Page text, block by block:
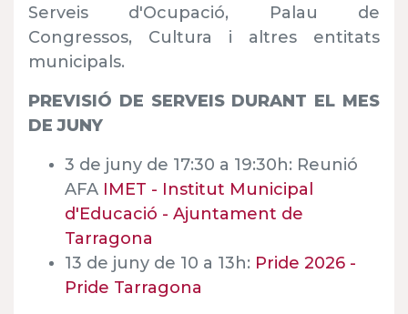
Serveis d'Ocupació, Palau de
Congressos, Cultura i altres entitats
municipals.
PREVISIÓ DE SERVEIS DURANT EL MES
DE JUNY
3 de juny de 17:30 a 19:30h: Reunió
AFA IMET - Institut Municipal
d'Educació - Ajuntament de
Tarragona
13 de juny de 10 a 13h: Pride 2026 -
Pride Tarragona